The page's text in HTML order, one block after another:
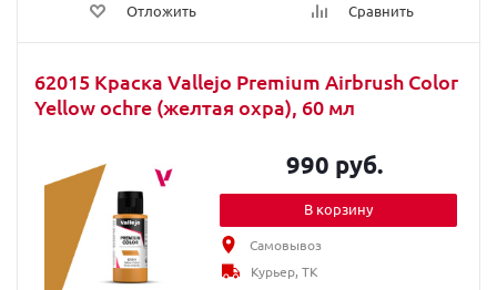
Отложить Сравнить
62015 Краска Vallejo Premium Airbrush Color
Yellow ochre (желтая охра), 60 мл
990 руб.
В корзину
Самовывоз
Курьер, ТК